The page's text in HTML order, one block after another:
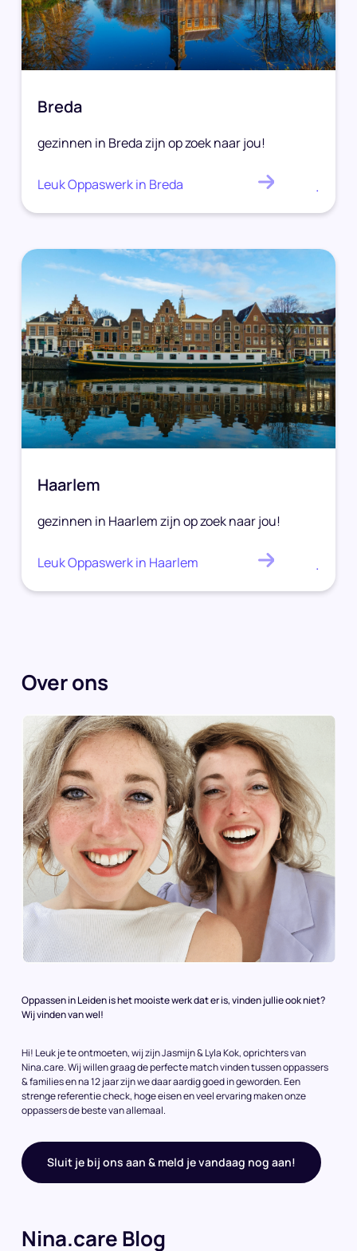
Breda
gezinnen in Breda zijn op zoek naar jou!
Leuk Oppaswerk in Breda .
Haarlem
gezinnen in Haarlem zijn op zoek naar jou!
Leuk Oppaswerk in Haarlem .
Over ons
Oppassen in Leiden is het mooiste werk dat er is, vinden jullie ook niet?
Wij vinden van wel!
Hi! Leuk je te ontmoeten, wij zijn Jasmijn & Lyla Kok, oprichters van
Nina.care. Wij willen graag de perfecte match vinden tussen oppassers
& families en na 12 jaar zijn we daar aardig goed in geworden. Een
strenge referentie check, hoge eisen en veel ervaring maken onze
oppassers de beste van allemaal.
Sluit je bij ons aan & meld je vandaag nog aan!
Nina.care Blog